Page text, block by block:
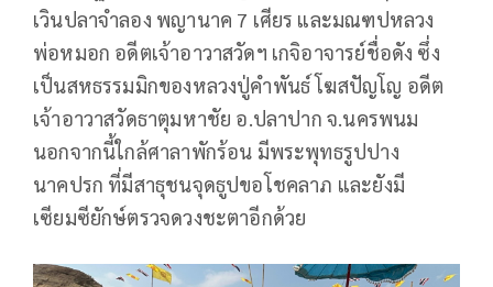
เวินปลาจำลอง พญานาค 7 เศียร และมณฑปหลวง
พ่อหมอก อดีตเจ้าอาวาสวัดฯ เกจิอาจารย์ชื่อดัง ซึ่ง
เป็นสหธรรมมิกของหลวงปู่คำพันธ์ โฆสปัญโญ อดีต
เจ้าอาวาสวัดธาตุมหาชัย อ.ปลาปาก จ.นครพนม
นอกจากนี้ใกล้ศาลาพักร้อน มีพระพุทธรูปปาง
นาคปรก ที่มีสาธุชนจุดธูปขอโชคลาภ และยังมี
เซียมซียักษ์ตรวจดวงชะตาอีกด้วย